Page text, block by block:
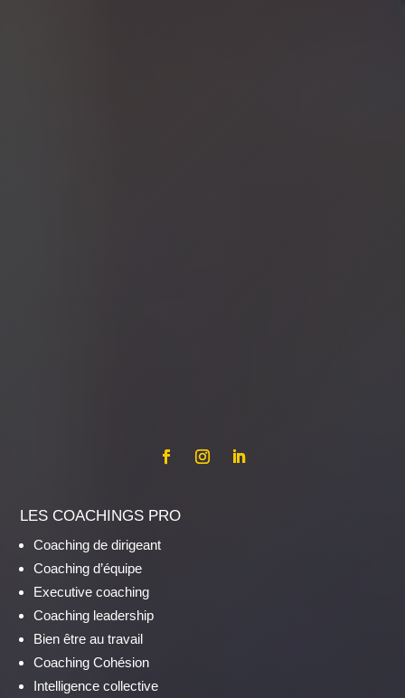
LES COACHINGS PRO
Coaching de dirigeant
Coaching d’équipe
Executive coaching
Coaching leadership
Bien être au travail
Coaching Cohésion
Intelligence collective